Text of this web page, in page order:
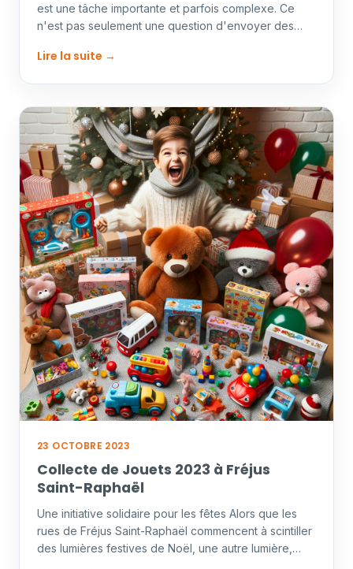
est une tâche importante et parfois complexe. Ce
n'est pas seulement une question d'envoyer des
Lire la suite →
23 OCTOBRE 2023
Collecte de Jouets 2023 à Fréjus
Saint-Raphaël
Une initiative solidaire pour les fêtes Alors que les
rues de Fréjus Saint-Raphaël commencent à scintiller
des lumières festives de Noël, une autre lumière,…